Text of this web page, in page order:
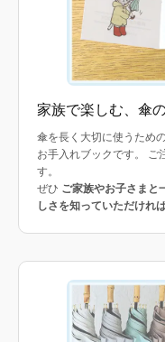
家族で楽しむ、傘
傘を長く大切に使うため
お手入れブックです。 ご
す。
ぜひ ご家族やお子さまと
しさを知っていただけれ